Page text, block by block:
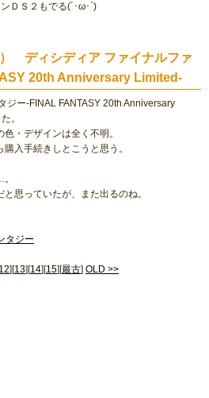
ＤＳ２もでる(´･ω･`)
ディシディア ファイナルファ
20th Anniversary Limited-
ジー-FINAL FANTASY 20th Anniversary
。
・デザインは全く不明。
入手続きしとこうと思う。
思っていたが、また出るのね。
タジー
][13][14][15][最古] OLD >>